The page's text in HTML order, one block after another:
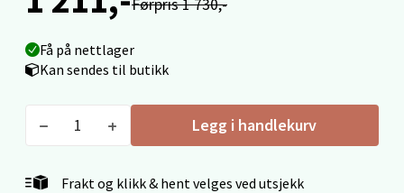
Førpris 1 730,-
Få på nettlager
Kan sendes til butikk
Legg i handlekurv
Frakt og klikk & hent velges ved utsjekk